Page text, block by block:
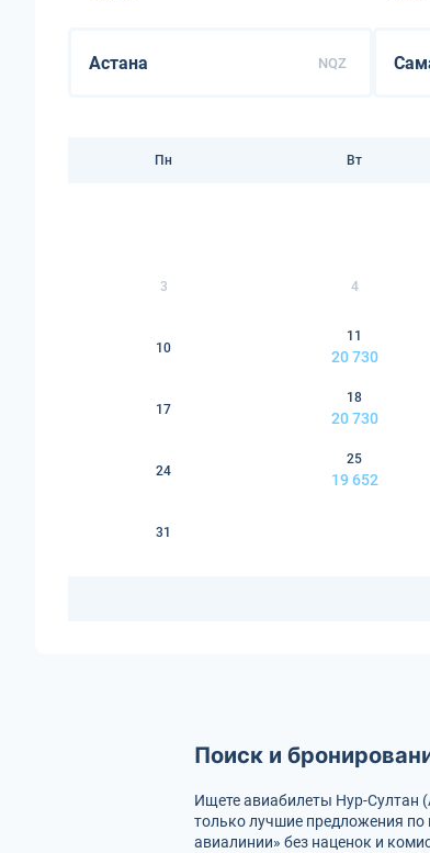
NQZ
Пн Вт
3 4
10
11
20 730
17
18
20 730
24
25
19 652
31
Поиск и
Ищете авиабилеты Нур-Султан
только лучшие предложения
авиалинии» без наценок и